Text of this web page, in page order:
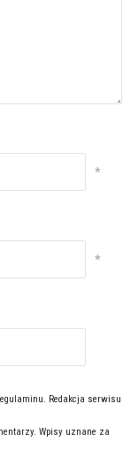
*
*
. Redakcja serwisu
Wpisy uznane za